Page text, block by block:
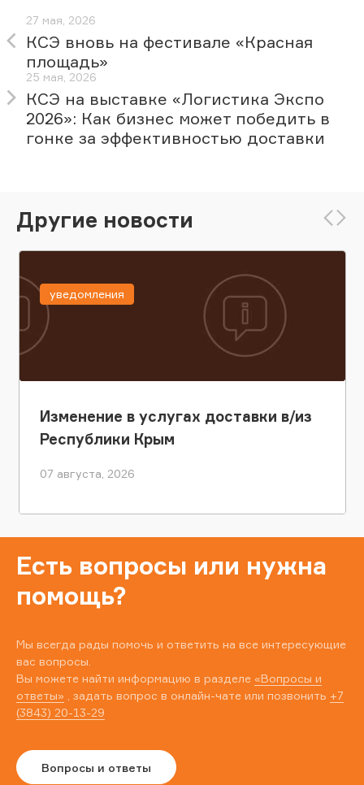
27 мая, 2026
КСЭ вновь на фестивале «Красная
площадь»
25 мая, 2026
КСЭ на выставке «Логистика Экспо
2026»: Как бизнес может победить в
гонке за эффективностью доставки
Другие новости
Изменение в услугах доставки в/из
Республики Крым
07 августа, 2026
уведомления
Есть вопросы или нужна
помощь?
Мы всегда рады помочь и ответить на все интересующие
вас вопросы.
Вы можете найти информацию в разделе «Вопросы и
ответы» , задать вопрос в онлайн-чате или позвонить +7
(3843) 20-13-29
Вопросы и ответы